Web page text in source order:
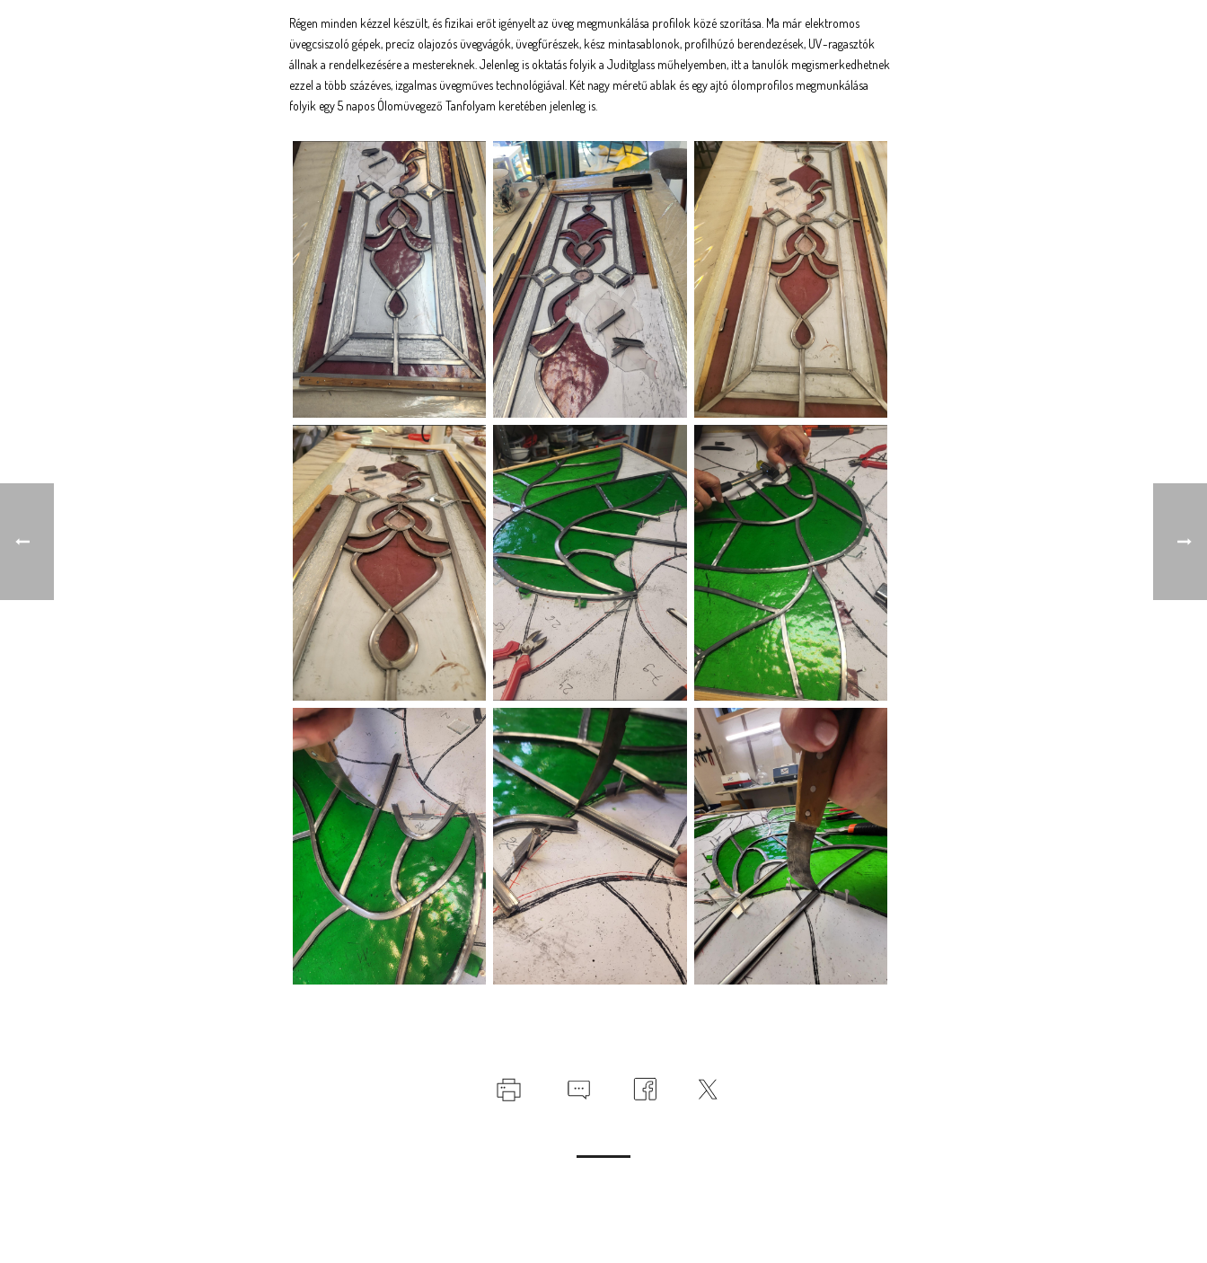
Régen minden kézzel készült, és fizikai erőt igényelt az üveg megmunkálása profilok közé szorítása. Ma már elektromos
üvegcsiszoló gépek, precíz olajozós üvegvágók, üvegfűrészek, kész mintasablonok, profilhúzó berendezések, UV-ragasztók
állnak a rendelkezésére a mestereknek. Jelenleg is oktatás folyik a Juditglass műhelyemben, itt a tanulók megismerkedhetnek
ezzel a több százéves, izgalmas üvegműves technológiával. Két nagy méretű ablak és egy ajtó ólomprofilos megmunkálása
folyik egy 5 napos Ólomüvegező Tanfolyam keretében jelenleg is.